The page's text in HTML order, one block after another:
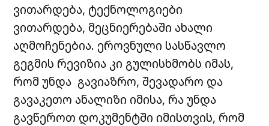
ვითარდება, ტექნოლოგიები
ვითარდება, მეცნიერებაში ახალი
აღმოჩენებია. ეროვნული სასწავლო
გეგმის რევიზია კი გულისხმობს იმას,
რომ უნდა გავიაზრო, შევადარო და
გავაკეთო ანალიზი იმისა, რა უნდა
გავწეროთ დოკუმენტში იმისთვის, რომ